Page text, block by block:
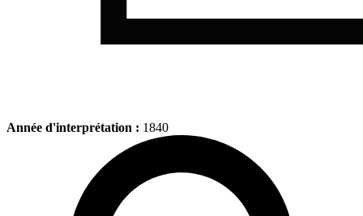
Année d'interprétation : 1840